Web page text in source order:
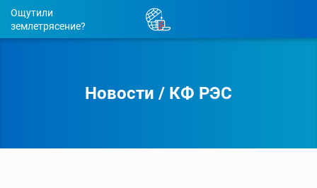
Ощутили
землетрясение?
Новости / КФ РЭС